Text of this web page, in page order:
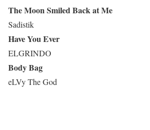
The Moon Smiled Back at Me
Sadistik
Have You Ever
ELGRINDO
Body Bag
eLVy The God